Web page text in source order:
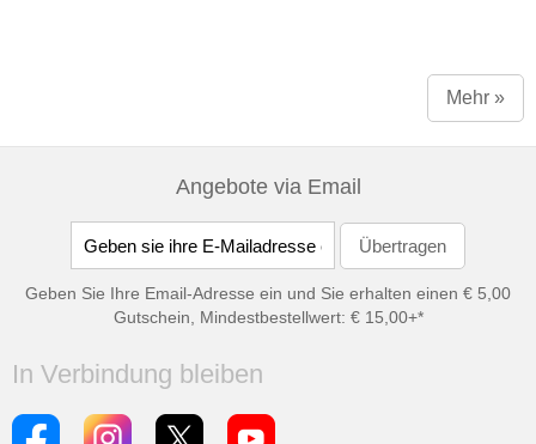
Mehr »
Angebote via Email
Geben Sie Ihre Email-Adresse ein und Sie erhalten einen € 5,00
Gutschein, Mindestbestellwert: € 15,00+*
In Verbindung bleiben